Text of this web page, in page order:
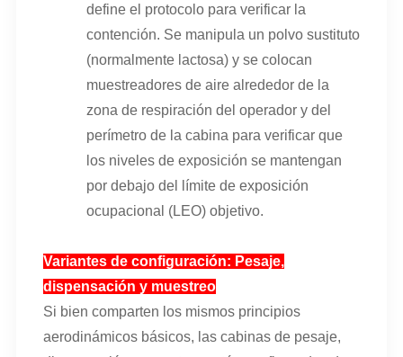
define el protocolo para verificar la
contención. Se manipula un polvo sustituto
(normalmente lactosa) y se colocan
muestreadores de aire alrededor de la
zona de respiración del operador y del
perímetro de la cabina para verificar que
los niveles de exposición se mantengan
por debajo del límite de exposición
ocupacional (LEO) objetivo.
Variantes de configuración: Pesaje,
dispensación y muestreo
Si bien comparten los mismos principios
aerodinámicos básicos, las cabinas de pesaje,